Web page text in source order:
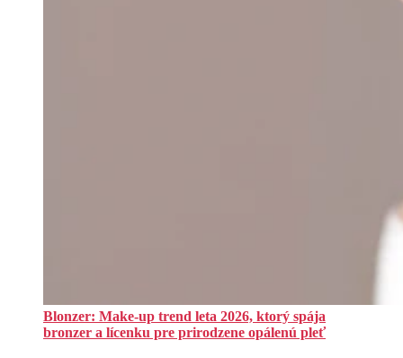
Blonzer: Make-up trend leta 2026, ktorý spája
bronzer a lícenku pre prirodzene opálenú pleť